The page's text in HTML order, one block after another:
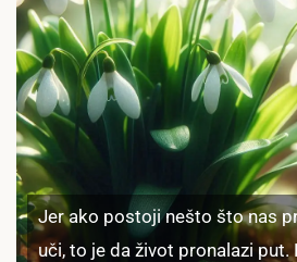
Jer ako postoji nešto što nas
uči, to je da život pronalazi put.